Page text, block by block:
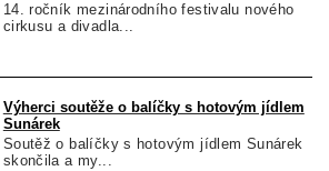
14. ročník mezinárodního festivalu nového
cirkusu a divadla...
Výherci soutěže o balíčky s hotovým jídlem
Sunárek
Soutěž o balíčky s hotovým jídlem Sunárek
skončila a my...